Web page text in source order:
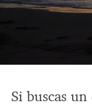
Si buscas